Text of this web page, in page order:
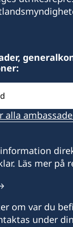
Center
Company
kl. 09.00-13.00
of Sweden
Complex
alla
Läs mer på
om var du
under